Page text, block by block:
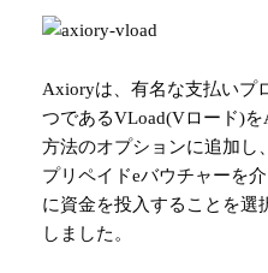
Axioryは、有名な支払いプ
つであるVLoad(Vロード)
方法のオプションに追加し
プリペイドeバウチャーを
に資金を投入することを選
しました。